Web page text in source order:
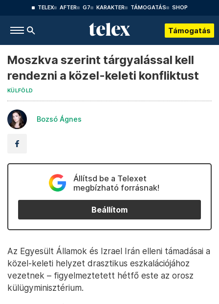
TELEX AFTER G7 KARAKTER TÁMOGATÁS SHOP
Támogatás
Moszkva szerint tárgyalással kell
rendezni a közel-keleti konfliktust
KÜLFÖLD
Bozsó Ágnes
Állítsd be a Telexet
megbízható forrásnak!
Beállítom
Az Egyesült Államok és Izrael Irán elleni támadásai a
közel-keleti helyzet drasztikus eszkalációjához
vezetnek – figyelmeztetett hétfő este az orosz
külügyminisztérium.